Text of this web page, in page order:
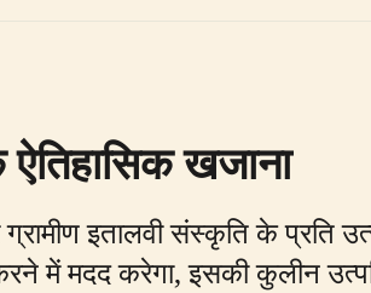
खजाना
इतालवी संस्कृति के प्रति
में मदद करेगा, इसकी कुलीन